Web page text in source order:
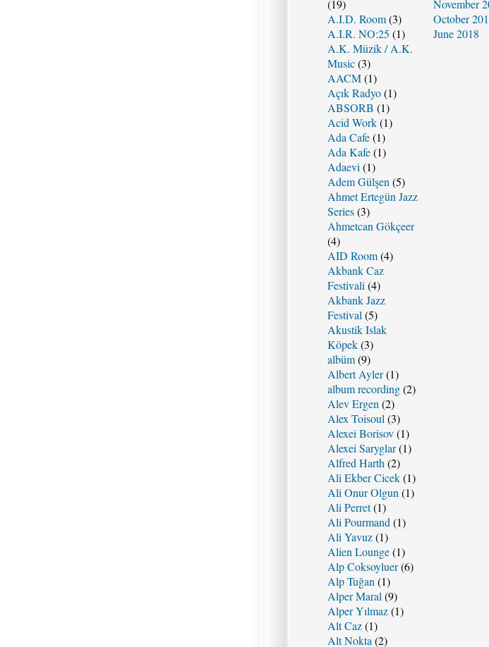
(19)
A.I.D. Room(3)
A.I.R. NO:25 (1)
A.K. Müzik / A.K.
Music(3)
AACM(1)
Açık Radyo(1)
ABSORB (1)
Acid Work(1)
Ada Cafe(1)
Ada Kafe(1)
Adaevi (1)
Adem Gülşen (5)
Ahmet Ertegün Jazz
Series(3)
Ahmetcan Gökçeer
(4)
AID Room(4)
Akbank Caz
Festivali (4)
Akbank Jazz
Festival (5)
Akustik Islak
Köpek(3)
albüm(9)
Albert Ayler(1)
album recording(2)
Alev Ergen (2)
Alex Toisoul (3)
Alexei Borisov(1)
Alexei Saryglar(1)
Alfred Harth (2)
Ali Ekber Cicek(1)
Ali Onur Olgun (1)
Ali Perret(1)
Ali Pourmand (1)
Ali Yavuz(1)
Alien Lounge(1)
Alp Coksoyluer(6)
Alp Tuğan (1)
Alper Maral (9)
Alper Yılmaz(1)
Alt Caz(1)
Alt Nokta (2)
November
October
June 2018